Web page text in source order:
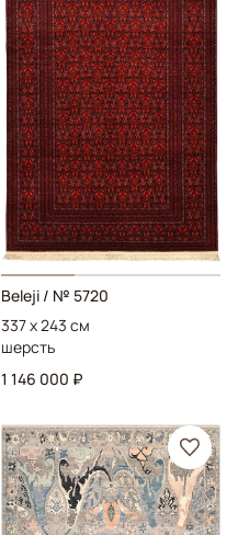
Beleji / № 5720
337 x 243 см
шерсть
1 146 000 ₽